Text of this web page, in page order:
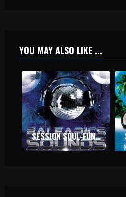
YOU MAY ALSO LIKE ...
SESSION SOUL-FUNK – DIC 2018